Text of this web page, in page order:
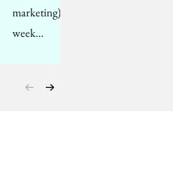
marketing) . Afgelopen
week…